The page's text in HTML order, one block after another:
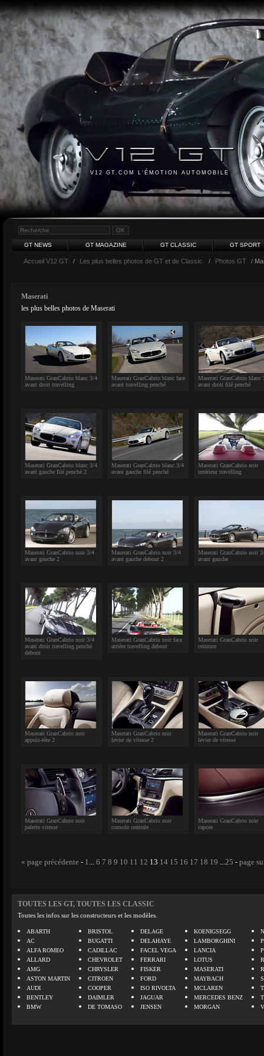
V12 GT.COM L'ÉMOTION AUTOMOBILE
GT NEWS GT MAGAZINE GT CLASSIC GT SPORT
Accueil V12 GT / Les plus belles photos de GT et de Classic. / Photos GT /
Maserati
les plus belles photos de Maserati
Maserati GranCabrio blanc 3/4
avant droit travelling
Maserati GranCabrio blanc face
avant travelling penché
Maserati GranCabrio blanc
avant droit filé penché
Maserati GranCabrio blanc 3/4
avant gauche filé penché 2
Maserati GranCabrio blanc 3/4
avant gauche filé penché
Maserati GranCabrio noir
intérieur travelling
Maserati GranCabrio noir 3/4
avant gauche 2
Maserati GranCabrio noir 3/4
avant gauche debout 2
Maserati GranCabrio noir
avant gauche
Maserati GranCabrio noir 3/4
avant droit travelling penché
debout
Maserati GranCabrio noir face
arrière travelling debout
Maserati GranCabrio noir
ceinture
Maserati GranCabrio noir
appuis-tête 2
Maserati GranCabrio noir
levier de vitesse 2
Maserati GranCabrio noir
levier de vitesse
Maserati GranCabrio noir
palette vitesse
Maserati GranCabrio noir
console centrale
Maserati GranCabrio noir
capote
« page précédente - 1... 6 7 8 9 10 11 12 13 14 15 16 17 18 19 ...25 - page
TOUTES LES GT, TOUTES LES CLASSIC
Toutes les infos sur les constructeurs et les modèles.
ABARTH
AC
ALFA ROMEO
ALLARD
AMG
ASTON MARTIN
AUDI
BENTLEY
BMW
BRISTOL
BUGATTI
CADILLAC
CHEVROLET
CHRYSLER
CITROEN
COOPER
DAIMLER
DE TOMASO
DELAGE
DELAHAYE
FACEL VEGA
FERRARI
FISKER
FORD
ISO RIVOLTA
JAGUAR
JENSEN
KOENIGSEGG
LAMBORGHINI
LANCIA
LOTUS
MASERATI
MAYBACH
MCLAREN
MERCEDES BENZ
MORGAN